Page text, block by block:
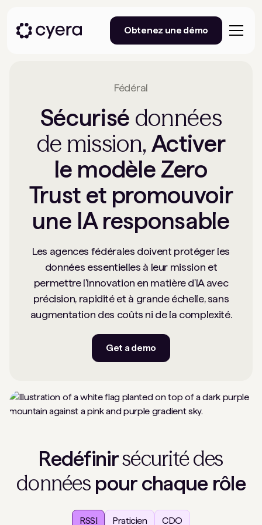
Obtenez une démo
Fédéral
Sécurisé données
de mission, Activer
le modèle Zero
Trust et promouvoir
une IA responsable
Les agences fédérales doivent protéger les
données essentielles à leur mission et
permettre l'innovation en matière d'IA avec
précision, rapidité et à grande échelle, sans
augmentation des coûts ni de la complexité.
Get a demo
Redéfinirsécurité des
données pour chaque rôle
RSSI Praticien CDO